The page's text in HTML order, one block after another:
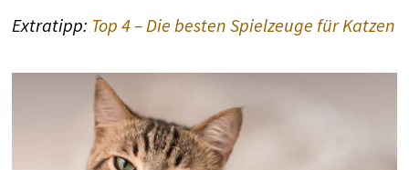
Extratipp: Top 4 – Die besten Spielzeuge für Katzen